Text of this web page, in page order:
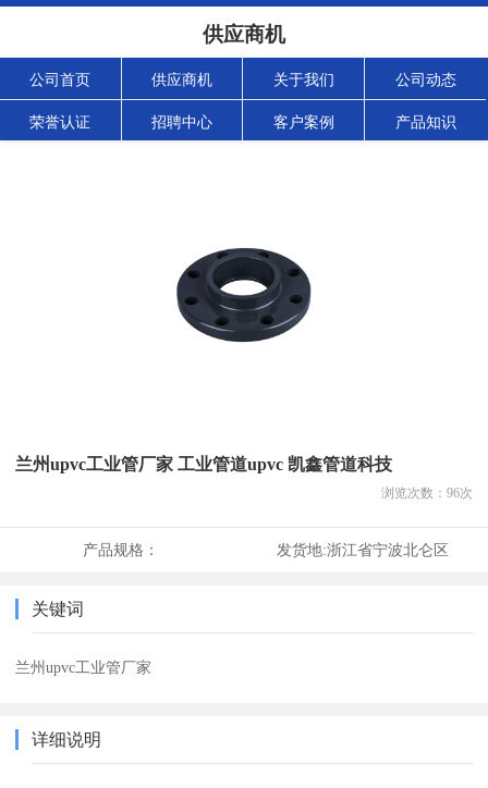
供应商机
公司首页 供应商机 关于我们 公司动态
荣誉认证 招聘中心 客户案例 产品知识
兰州upvc工业管厂家 工业管道upvc 凯鑫管道科技
浏览次数： 96次
产品规格： 发货地:浙江省宁波北仑区
关键词
兰州upvc工业管厂家
详细说明